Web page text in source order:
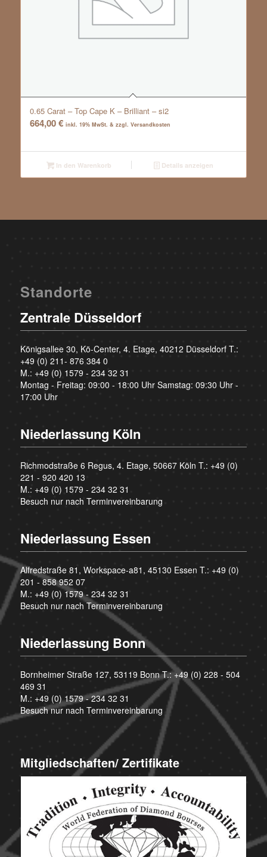
0.65 Carat – Top Cape K – Brilliant – si2
664,00€ inkl. 19% MwSt. & zzgl. Versandkosten
In den Warenkorb Details anzeigen
Standorte
Zentrale Düsseldorf
Königsallee 30, Kö-Center, 4. Etage, 40212 Düsseldorf T.:
+49 (0) 211- 876 384 0
M.: +49 (0) 1579 - 234 32 31
Montag - Freitag: 09:00 - 18:00 Uhr Samstag: 09:30 Uhr -
17:00 Uhr
Niederlassung Köln
Richmodstraße 6 Regus, 4. Etage, 50667 Köln T.: +49 (0)
221 - 920 420 13
M.: +49 (0) 1579 - 234 32 31
Besuch nur nach Terminvereinbarung
Niederlassung Essen
Alfredstraße 81, Workspace-a81, 45130 Essen T.: +49 (0)
201 - 858 952 07
M.: +49 (0) 1579 - 234 32 31
Besuch nur nach Terminvereinbarung
Niederlassung Bonn
Bornheimer Straße 127, 53119 Bonn T.:+49 (0) 228 - 504
469 31
M.: +49 (0) 1579 - 234 32 31
Besuch nur nach Terminvereinbarung
Mitgliedschaften/ Zertifikate